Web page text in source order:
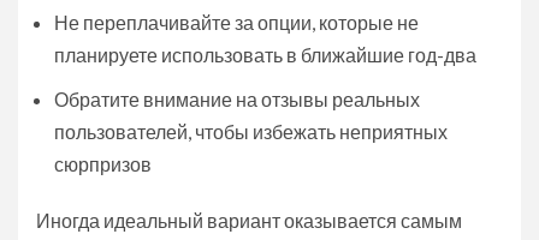
Не переплачивайте за опции, которые не
планируете использовать в ближайшие год-два
Обратите внимание на отзывы реальных
пользователей, чтобы избежать неприятных
сюрпризов
Иногда идеальный вариант оказывается самым